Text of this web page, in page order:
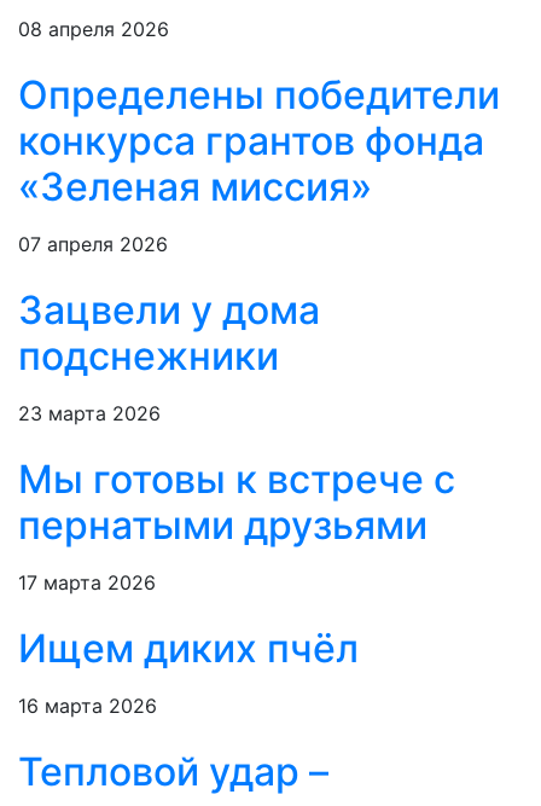
08 апреля 2026
Определены победители
конкурса грантов фонда
«Зеленая миссия»
07 апреля 2026
Зацвели у дома
подснежники
23 марта 2026
Мы готовы к встрече с
пернатыми друзьями
17 марта 2026
Ищем диких пчёл
16 марта 2026
Тепловой удар –